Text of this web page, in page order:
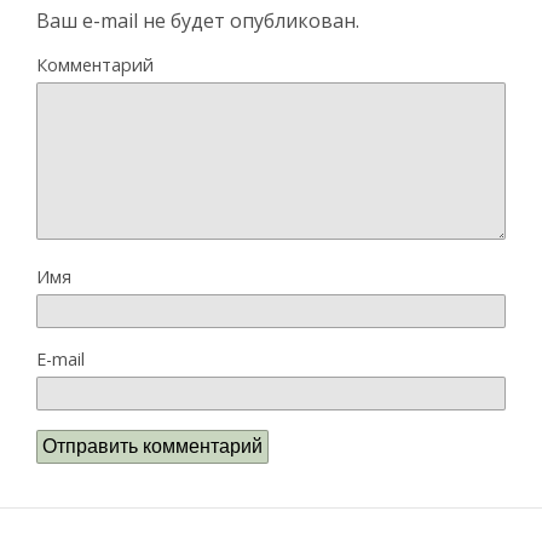
Ваш e-mail не будет опубликован.
Комментарий
Имя
E-mail